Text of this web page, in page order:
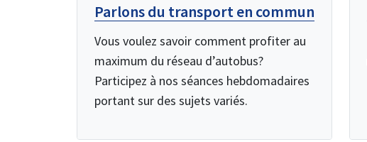
Parlons du transport en commun
Vous voulez savoir comment profiter au
maximum du réseau d’autobus?
Participez à nos séances hebdomadaires
portant sur des sujets variés.